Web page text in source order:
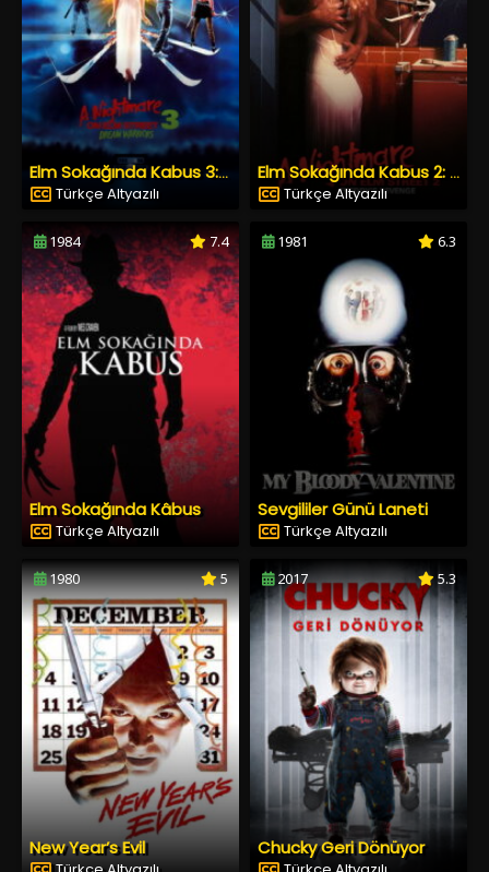
Elm Sokağında Kabus 3: Rüya Savaşçıları
Türkçe Altyazılı
Elm Sokağında Kabus 2: Freddy’nin İntikamı
Türkçe Altyazılı
1984 7.4
Elm Sokağında Kâbus
Türkçe Altyazılı
1981 6.3
Sevgililer Günü Laneti
Türkçe Altyazılı
1980 5
New Year’s Evil
2017 5.3
Chucky Geri Dönüyor